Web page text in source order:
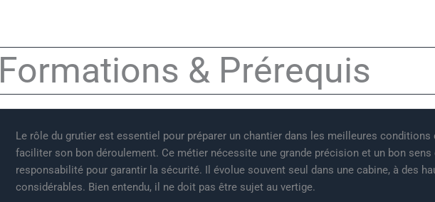
Formations & Prérequis
Le rôle du grutier est essentiel pour préparer un chantier dans les meilleures conditions
faciliter son bon déroulement. Ce métier nécessite une grande précision et un bon sens
responsabilité pour garantir la sécurité. Il évolue souvent seul dans une cabine, à des
considérables. Bien entendu, il ne doit pas être sujet au vertige.